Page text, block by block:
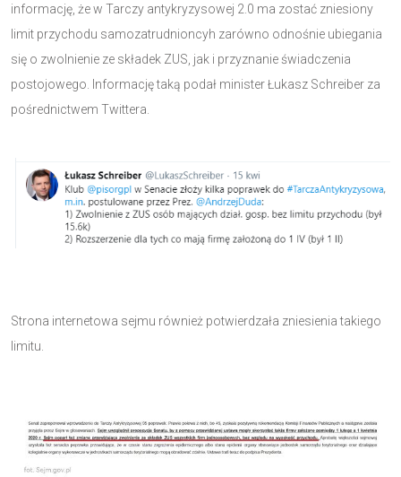
informację, że w Tarczy antykryzysowej 2.0 ma zostać zniesiony
limit przychodu samozatrudnioncyh zarówno odnośnie ubiegania
się o zwolnienie ze składek ZUS, jak i przyznanie świadczenia
postojowego. Informację taką podał minister Łukasz Schreiber za
pośrednictwem Twittera.
Strona internetowa sejmu również potwierdzała zniesienia takiego
limitu.